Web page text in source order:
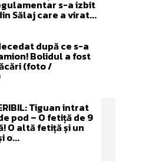
s-a izbit
Sălaj care a virat...
după ce s-a
Bolidul a fost
(foto /
Tiguan intrat
pod – O fetiță de 9
O altă fetiță și un
o...